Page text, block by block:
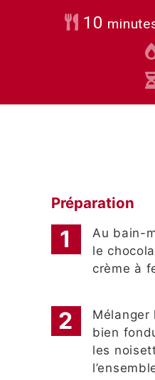
10
Préparation
Au bain-
le
crème à
bien
les